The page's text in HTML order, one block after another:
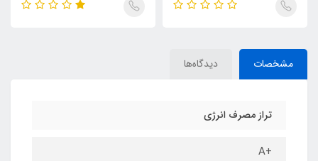
مشخصات دیدگاه‌ها
تراز مصرف انرژی
+A